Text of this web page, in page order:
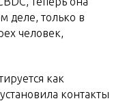
деле, только в
человек,
как
контакты